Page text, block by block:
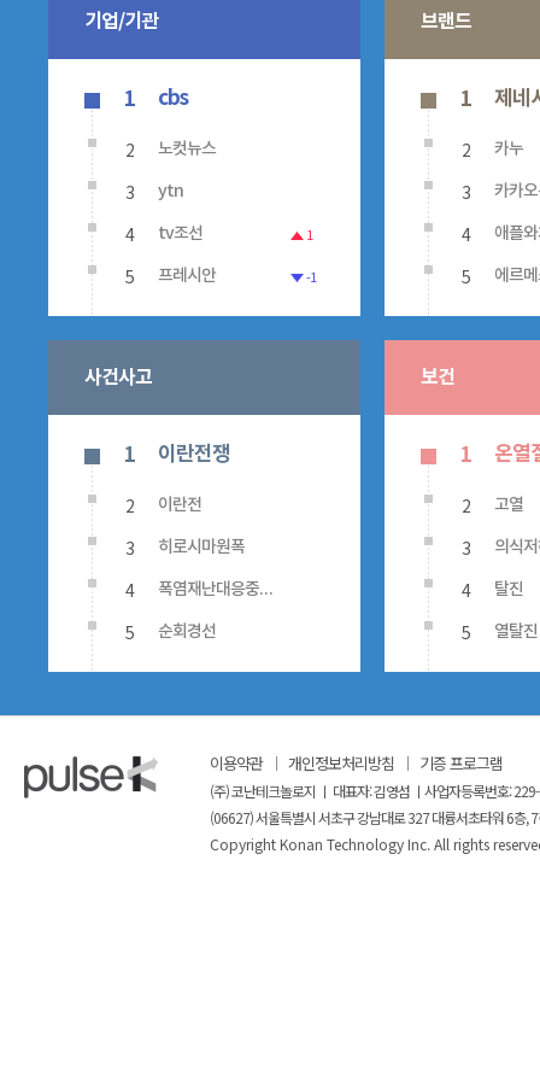
기업/기관
1 cbs
2 노컷뉴스
3 ytn
4 tv조선 1
5 프레시안 -1
브랜드
1 제네
2 카누
3 카카
4 애플
5 에르
사건사고
1 이란전쟁
2 이란전
3 히로시마원폭
4 폭염재난대응중대본회의
5 순회경선
보건
1 온열
2 고열
3 의식
4 탈진
5 열탈진
이용약관 개인정보처리방침 기증 프로그램
(주) 코난테크놀로지 ㅣ 대표자: 김영섬 ㅣ사업자등록번호:
(06627) 서울특별시 서초구 강남대로 327 대륭서초타워 6층,
Copyright Konan Technology Inc. All rights